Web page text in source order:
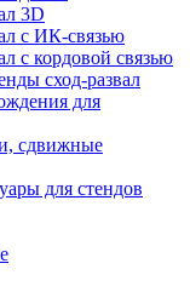
3D
с ИК-связью
с кордовой связью
сход-развал
для
сдвижные
для стендов